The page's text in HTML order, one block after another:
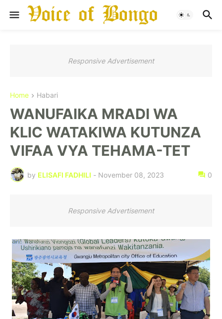
Responsive Advertisement
Home Habari
WANUFAIKA MRADI WA
KLIC WATAKIWA KUTUNZA
VIFAA VYA TEHAMA-TET
by ELISAFI FADHILI - November 08, 2023 0
Responsive Advertisement